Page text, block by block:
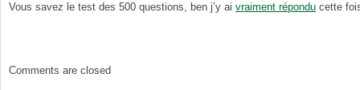
Vous savez le test des 500 questions, ben j’y ai vraiment répondu cette
Comments are closed